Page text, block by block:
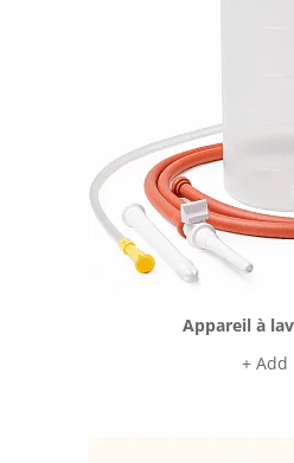
Appareil à
+ Add